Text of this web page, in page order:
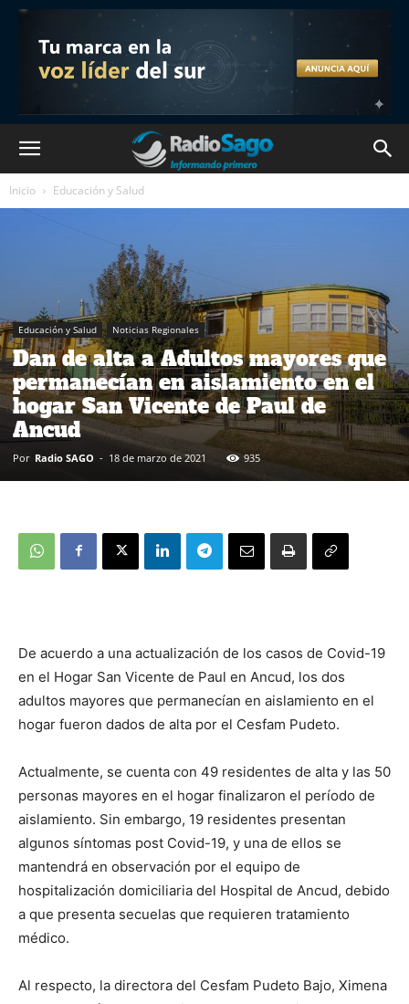
Inicio Educación y Salud
Educación y Salud Noticias Regionales
Dan de alta a Adultos mayores que
permanecían en aislamiento en el
hogar San Vicente de Paul de
Ancud
Por Radio SAGO - 18 de marzo de 2021 935
De acuerdo a una actualización de los casos de Covid-19
en el Hogar San Vicente de Paul en Ancud, los dos
adultos mayores que permanecían en aislamiento en el
hogar fueron dados de alta por el Cesfam Pudeto.
Actualmente, se cuenta con 49 residentes de alta y las 50
personas mayores en el hogar finalizaron el período de
aislamiento. Sin embargo, 19 residentes presentan
algunos síntomas post Covid-19, y una de ellos se
mantendrá en observación por el equipo de
hospitalización domiciliaria del Hospital de Ancud, debido
a que presenta secuelas que requieren tratamiento
médico.
Al respecto, la directora del Cesfam Pudeto Bajo, Ximena